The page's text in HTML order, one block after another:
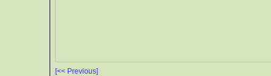
[<< Previous]